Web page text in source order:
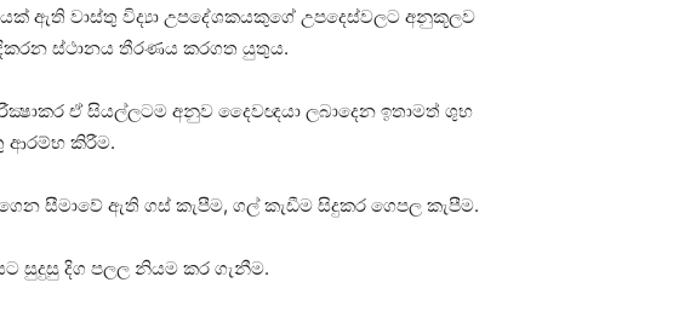
ඇති වාස්‌තු විද්‍යා උපදේශකයකුගේ උපදෙස්‌වලට අනුකූලව
ස්‌ථානය තීරණය කරගත යුතුය.
ඒ සියල්ලටම අනුව දෛවඥයා ලබාදෙන ඉතාමත් ශුභ
ආරම්භ කිරීම.
සීමාවේ ඇති ගස්‌ කැපීම, ගල් කැඩීම සිදුකර ගෙපල කැපීම.
සුදුසු දිග පලල නියම කර ගැනීම.